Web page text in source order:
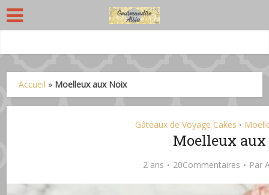
Accueil » Moelleux aux Noix
Gâteaux de Voyage Cakes •
Moelleux
2 ans 20Commentaires Par